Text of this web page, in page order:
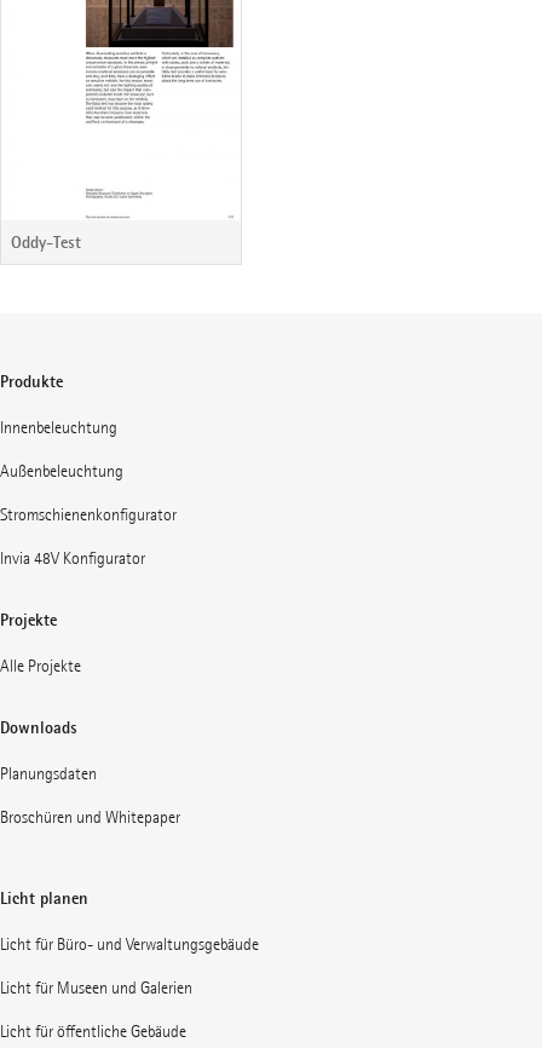
Oddy-Test
Produkte
Innenbeleuchtung
Außenbeleuchtung
Stromschienenkonfigurator
Invia 48V Konfigurator
Projekte
Alle Projekte
Downloads
Planungsdaten
Broschüren und Whitepaper
Licht planen
Licht für Büro- und Verwaltungsgebäude
Licht für Museen und Galerien
Licht für öffentliche Gebäude